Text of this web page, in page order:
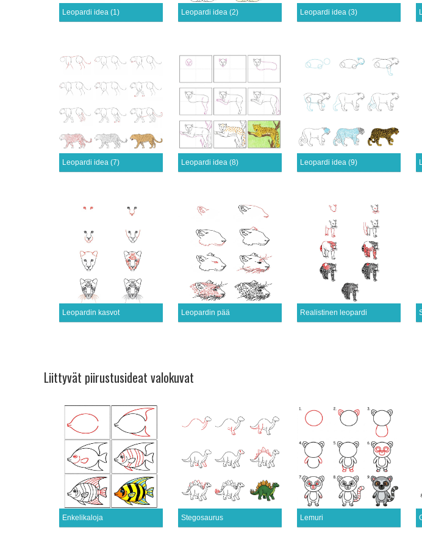
Leopardi idea (1) Leopardi idea (2) Leopardi idea (3)
Leopardi idea (7) Leopardi idea (8) Leopardi idea (9)
Leopardin kasvot Leopardin pää Realistinen leopardi
Liittyvät piirustusideat valokuvat
Enkelikaloja Stegosaurus Lemuri